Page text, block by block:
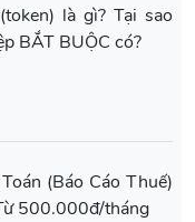
là gì? Tại sao
BẮT BUỘC có?
(Báo Cáo Thuế)
500.000đ/tháng